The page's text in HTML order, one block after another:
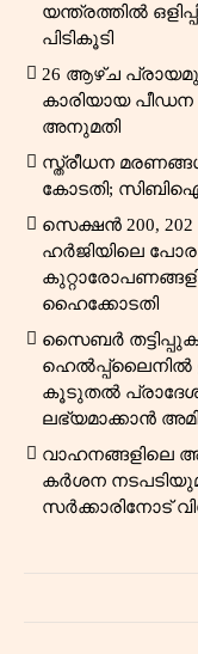
യന്ത്രത്തിൽ
പിടികൂടി
26 ആഴ്ച
കാരിയായ
അനുമതി
സ്ത്രീധന
കോടതി;
സെക്ഷൻ 200,
ഹർജിയിലെ
ഹൈക്കോടതി
സൈബർ
ഹെൽപ്പ്‌ലൈനിൽ
കൂടുതൽ
ലഭ്യമാക്കാൻ
വാഹനങ്ങളിലെ
കർശന
സർക്കാരിനോട്